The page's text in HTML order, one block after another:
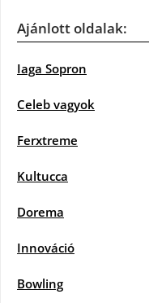
Ajánlott oldalak:
Iaga Sopron
Celeb vagyok
Ferxtreme
Kultucca
Dorema
Innováció
Bowling